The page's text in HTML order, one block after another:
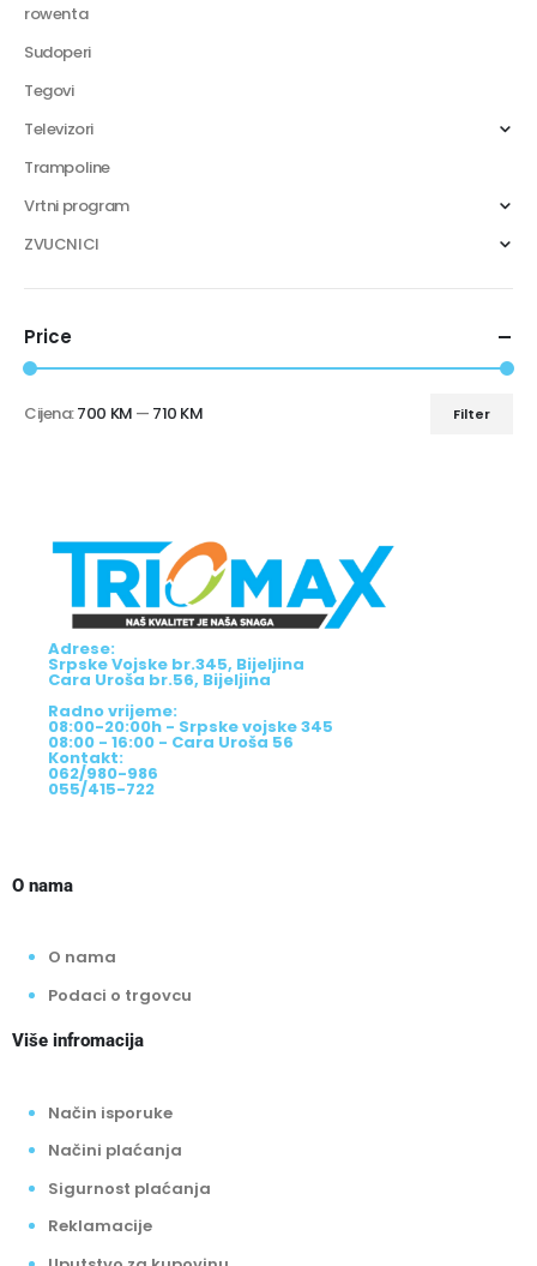
rowenta
Sudoperi
Tegovi
Televizori
Trampoline
Vrtni program
ZVUCNICI
Price
Filter
Cijena:700 KM — 710 KM
Adrese:
Srpske Vojske br.345, Bijeljina
Cara Uroša br.56, Bijeljina
Radno vrijeme:
08:00-20:00h - Srpske vojske 345
08:00 - 16:00 - Cara Uroša 56
Kontakt:
062/980-986
055/415-722
O nama
O nama
Podaci o trgovcu
Više infromacija
Način isporuke
Načini plaćanja
Sigurnost plaćanja
Reklamacije